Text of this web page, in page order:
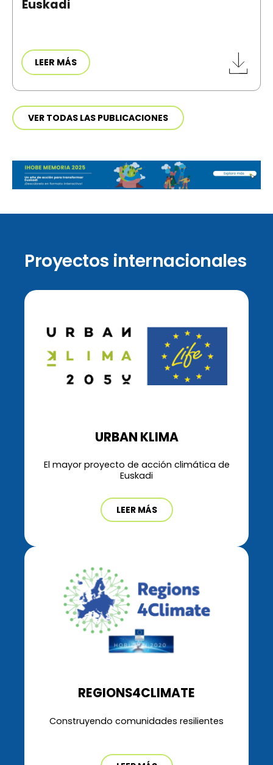
Euskadi
LEER MÁS
VER TODAS LAS PUBLICACIONES
Proyectos internacionales
URBAN KLIMA
El mayor proyecto de acción climática de
Euskadi
LEER MÁS
REGIONS4CLIMATE
Construyendo comunidades resilientes